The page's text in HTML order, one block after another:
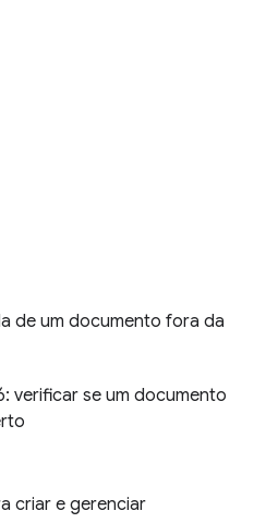
de um documento fora da
verificar se um documento
criar e gerenciar